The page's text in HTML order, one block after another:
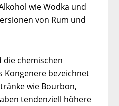
wie Wodka und
von Rum und
chemischen
Kongenere bezeichnet
wie Bourbon,
tendenziell höhere